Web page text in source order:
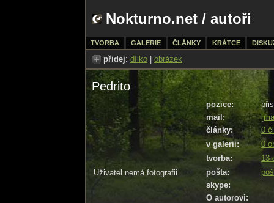
Nokturno.net / autoři
TVORBA GALERIE ČLÁNKY KRÁTCE
přidej: dílko obrázek
Pedrito
Uživatel nemá fotografii
pozice:
mail:
články:
0
v galerii:
0
tvorba:
13
pošta:
skype:
O autorovi: